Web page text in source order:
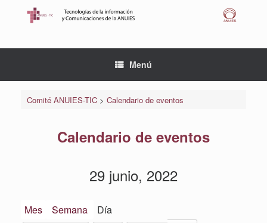
Menú
Comité ANUIES-TIC> Calendario de eventos
Calendario de eventos
29 junio, 2022
Mes Semana Día